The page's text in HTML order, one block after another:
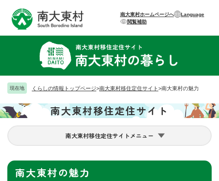
の
す
南大東村ホームページへ
Language
閲覧補助
現在地 くらしの情報トップページ>南大東村移住定住サイト>南大東村の魅力
南大東村移住定住サイト
南大東村移住定住サイトメニュー
本 南大東村の魅力